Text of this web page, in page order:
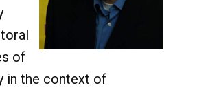
of
in the context of